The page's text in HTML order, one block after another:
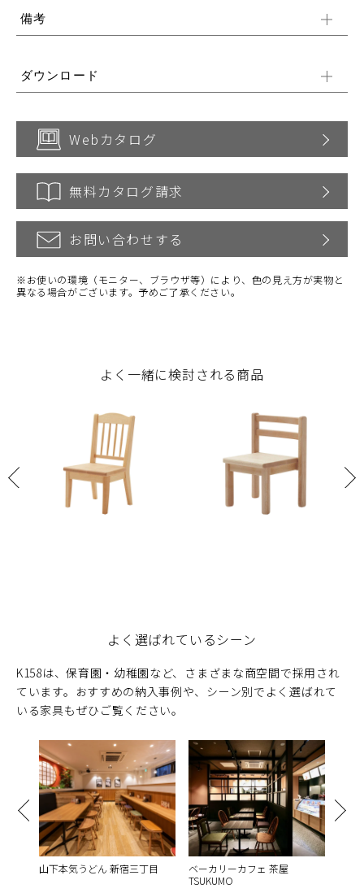
よく一緒に検討される商品
よく選ばれているシーン
K158は、保育園・幼稚園など、さまざまな商空間で採用され
ています。おすすめの納入事例や、シーン別でよく選ばれて
いる家具もぜひご覧ください。
山下本気うどん 新宿三丁目
ベーカリーカフェ 茶屋
TSUKUMO
備考
ダウンロード
Webカタログ
無料カタログ請求
お問い合わせする
※お使いの環境（モニター、ブラウザ等）により、色の見え方が実物と
異なる場合がございます。予めご了承ください。